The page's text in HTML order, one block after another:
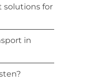
solutions for
in